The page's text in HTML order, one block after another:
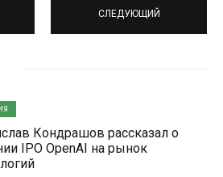
СЛЕДУЮЩИЙ
Кондрашов рассказал о
IPO OpenAI на рынок